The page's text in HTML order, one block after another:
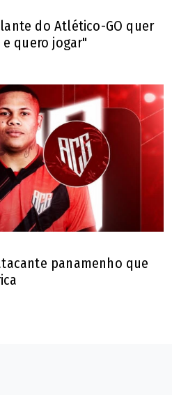
do Atlético-GO quer
quero jogar"
panamenho que